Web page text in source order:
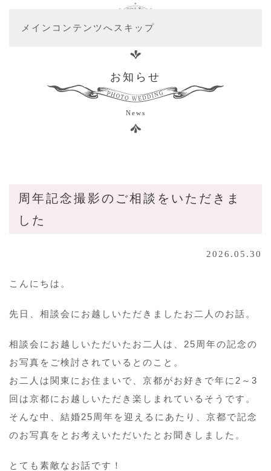
メインコンテンツへスキップ
お知らせ
News
周年記念撮影のご相談をいただきま
した
2026.05.30
こんにちは。
先日、相談会にお越しいただきましたお二人のお話。
相談会にお越しいただいたお二人は、25周年の記念の
お写真をご検討されているとのこと。
お二人は関東にお住まいで、京都がお好きで年に2～3
回は京都にお越しいただき楽しまれているそうです。
そんな中、結婚25周年を迎えるにあたり、京都で記念
のお写真をとお考えいただいたとお聞きしました。
とても素敵なお話です！